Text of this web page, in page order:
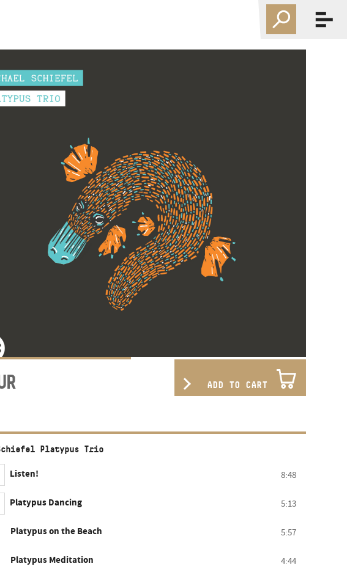
ADD TO CART
Platypus Trio
Listen! 8:48
Platypus Dancing 5:13
Platypus on the Beach 5:57
Platypus Meditation 4:44